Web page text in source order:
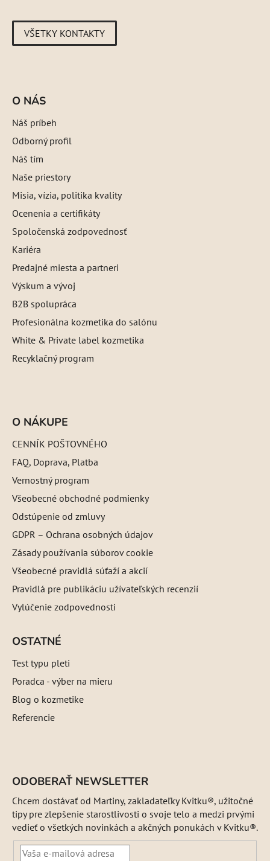
VŠETKY KONTAKTY
O NÁS
Náš príbeh
Odborný profil
Náš tím
Naše priestory
Misia, vízia, politika kvality
Ocenenia a certifikáty
Spoločenská zodpovednosť
Kariéra
Predajné miesta a partneri
Výskum a vývoj
B2B spolupráca
Profesionálna kozmetika do salónu
White & Private label kozmetika
Recyklačný program
O NÁKUPE
CENNÍK POŠTOVNÉHO
FAQ, Doprava, Platba
Vernostný program
Všeobecné obchodné podmienky
Odstúpenie od zmluvy
GDPR – Ochrana osobných údajov
Zásady používania súborov cookie
Všeobecné pravidlá súťaží a akcií
Pravidlá pre publikáciu užívateľských recenzií
Vylúčenie zodpovednosti
OSTATNÉ
Test typu pleti
Poradca - výber na mieru
Blog o kozmetike
Referencie
ODOBERAŤ NEWSLETTER
Chcem dostávať od Martiny, zakladateľky Kvitku®, užitočné
tipy pre zlepšenie starostlivosti o svoje telo a medzi prvými
vedieť o všetkých novinkách a akčných ponukách v Kvitku®.